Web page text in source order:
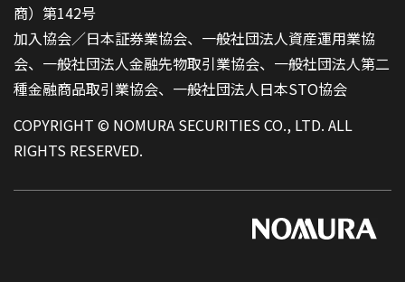
商）第142号
加入協会／日本証券業協会、一般社団法人資産運用業協
会、一般社団法人金融先物取引業協会、一般社団法人第二
種金融商品取引業協会、一般社団法人日本STO協会
COPYRIGHT © NOMURA SECURITIES CO., LTD. ALL
RIGHTS RESERVED.